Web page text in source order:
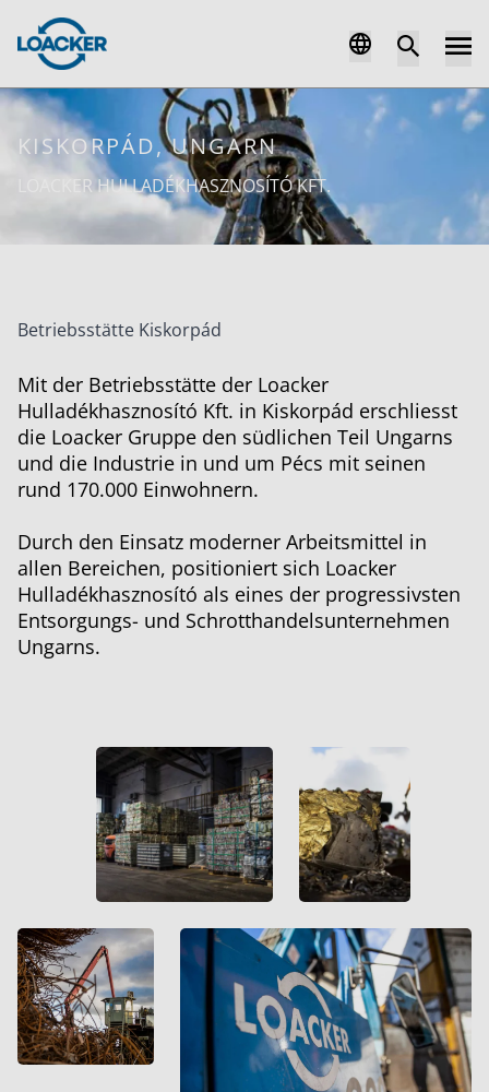
KISKORPÁD, UNGARN
LOACKER HULLADÉKHASZNOSÍTÓ KFT.
Betriebsstätte Kiskorpád
Mit der Betriebsstätte der Loacker
Hulladékhasznosító Kft. in Kiskorpád erschliesst
die Loacker Gruppe den südlichen Teil Ungarns
und die Industrie in und um Pécs mit seinen
rund 170.000 Einwohnern.
Durch den Einsatz moderner Arbeitsmittel in
allen Bereichen, positioniert sich Loacker
Hulladékhasznosító als eines der progressivsten
Entsorgungs- und Schrotthandelsunternehmen
Ungarns.